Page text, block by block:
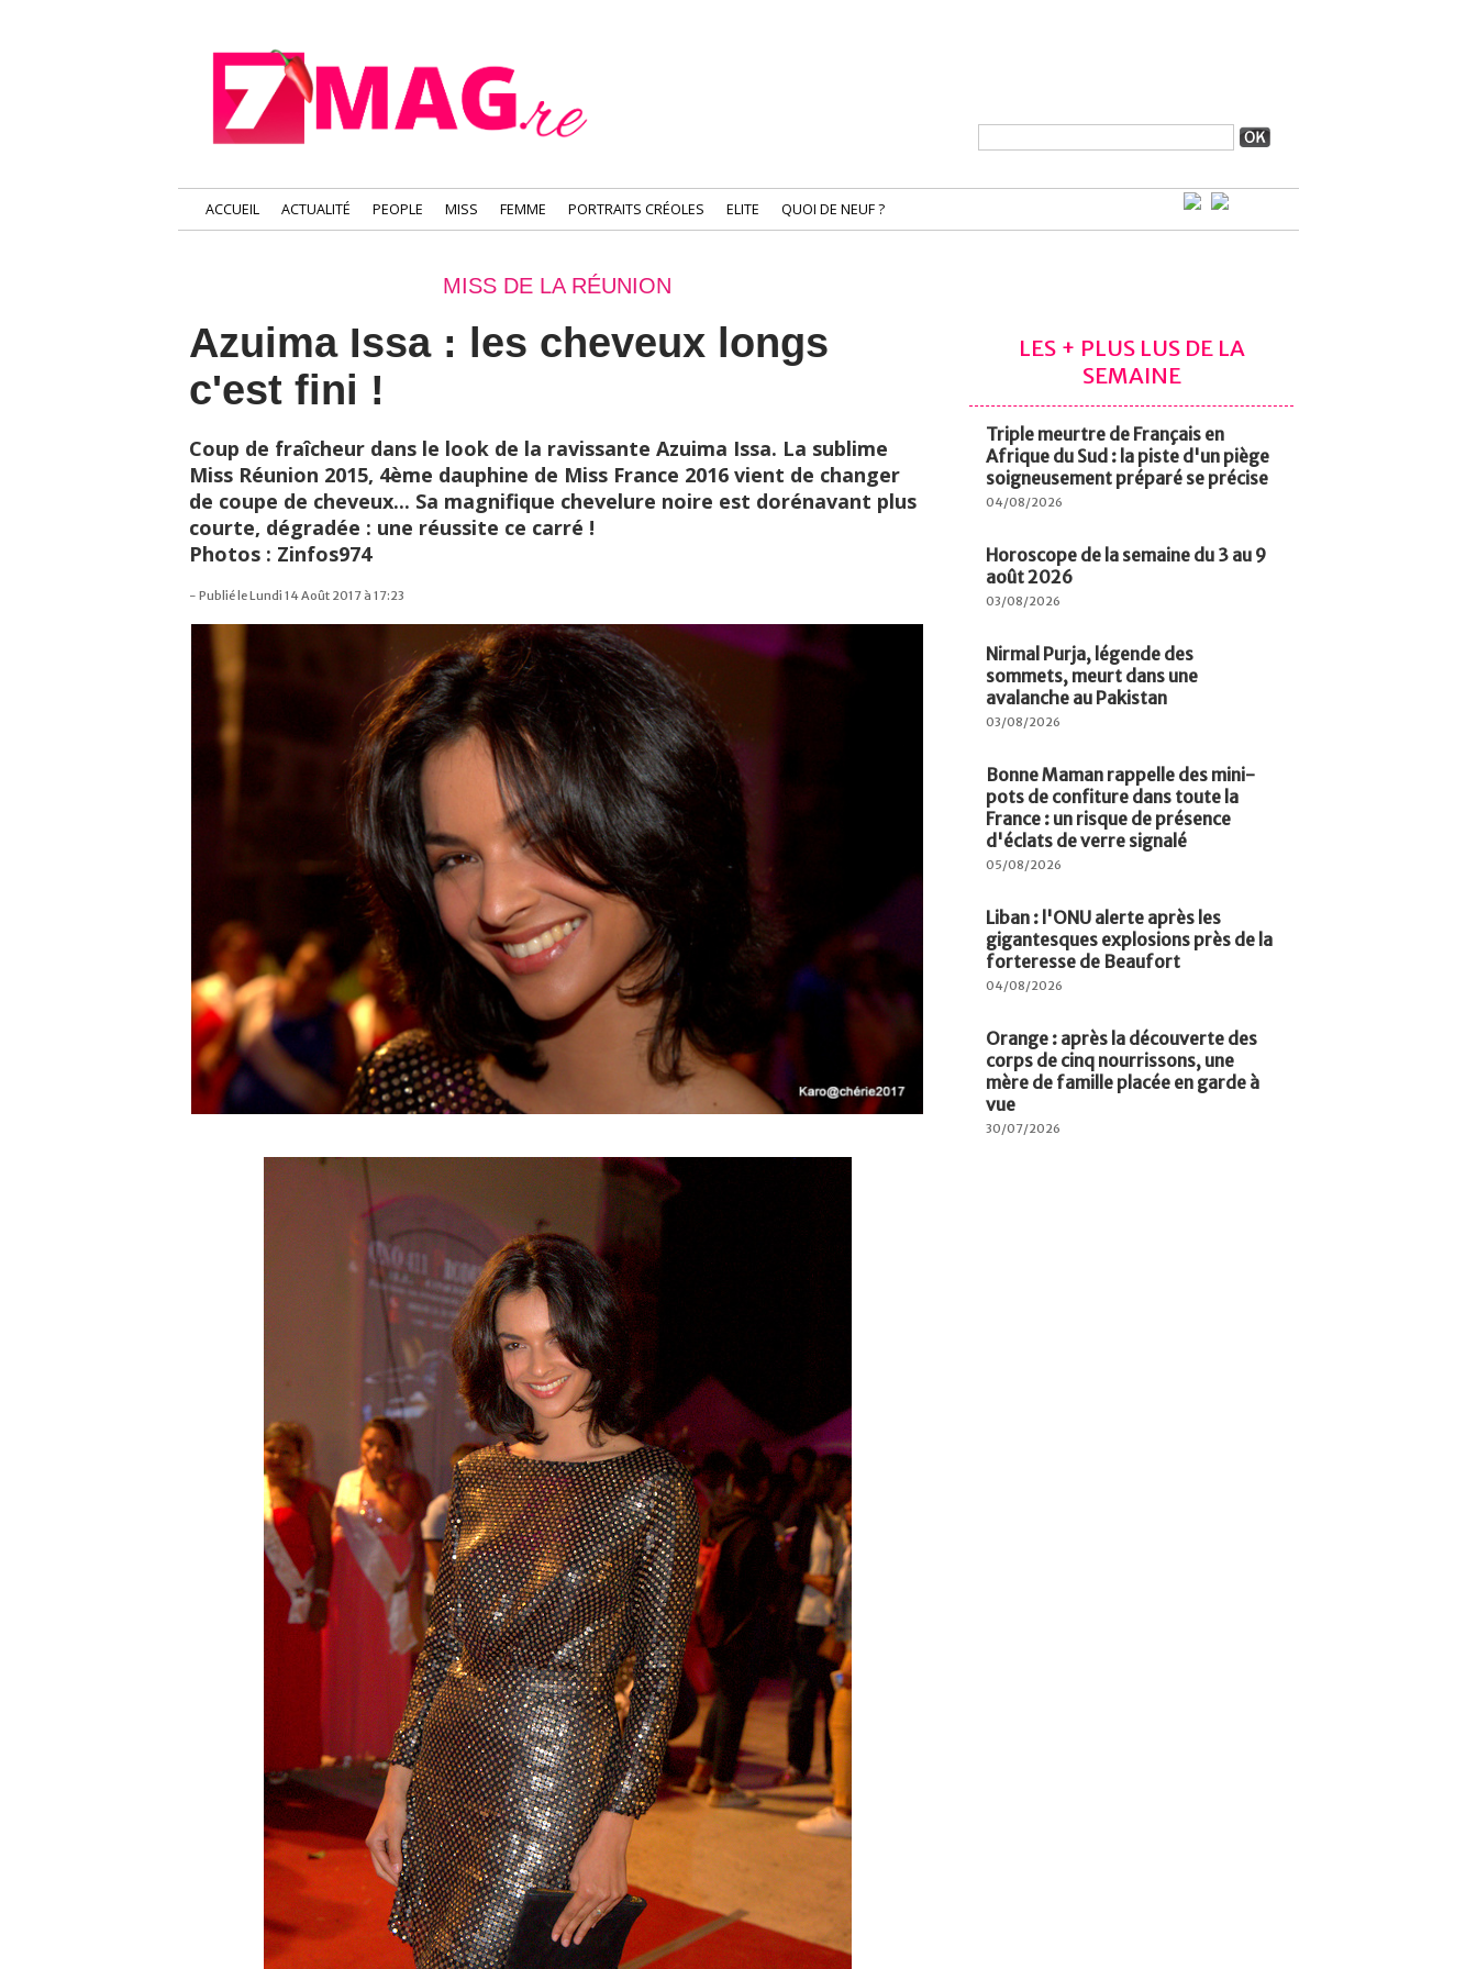
ACCUEIL ACTUALITÉ PEOPLE MISS FEMME PORTRAITS CRÉOLES ELITE QUOI DE NEUF ?
MISS DE LA RÉUNION
Azuima Issa : les cheveux longs
c'est fini !
Coup de fraîcheur dans le look de la ravissante Azuima Issa. La sublime
Miss Réunion 2015, 4ème dauphine de Miss France 2016 vient de changer
de coupe de cheveux... Sa magnifique chevelure noire est dorénavant plus
courte, dégradée : une réussite ce carré !
Photos : Zinfos974
- Publié le Lundi 14 Août 2017 à 17:23
LES + PLUS LUS DE LA
SEMAINE
Triple meurtre de Français en
Afrique du Sud : la piste d'un piège
soigneusement préparé se précise
04/08/2026
Horoscope de la semaine du 3 au 9
août 2026
03/08/2026
Nirmal Purja, légende des
sommets, meurt dans une
avalanche au Pakistan
03/08/2026
Bonne Maman rappelle des mini-
pots de confiture dans toute la
France : un risque de présence
d'éclats de verre signalé
05/08/2026
Liban : l'ONU alerte après les
gigantesques explosions près de la
forteresse de Beaufort
04/08/2026
Orange : après la découverte des
corps de cinq nourrissons, une
mère de famille placée en garde à
vue
30/07/2026